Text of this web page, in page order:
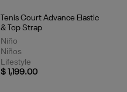
Tenis Court Advance Elastic
& Top Strap
Niño
Niños
Lifestyle
$ 1,199.00